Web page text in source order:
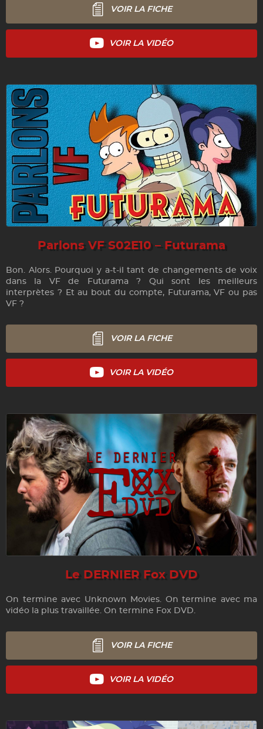
VOIR LA FICHE
VOIR LA VIDÉO
Parlons VF S02E10 – Futurama
Bon. Alors. Pourquoi y a-t-il tant de changements de voix
dans la VF de Futurama ? Qui sont les meilleurs
interprètes ? Et au bout du compte, Futurama, VF ou pas
VF ?
VOIR LA FICHE
VOIR LA VIDÉO
Le DERNIER Fox DVD
On termine avec Unknown Movies. On termine avec ma
vidéo la plus travaillée. On termine Fox DVD.
VOIR LA FICHE
VOIR LA VIDÉO